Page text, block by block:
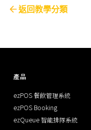
返回教學分類
產品
ezPOS 餐飲管理系統
ezPOS Booking
ezQueue 智能排隊系統